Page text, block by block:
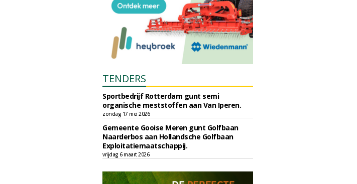
TENDERS
Sportbedrijf Rotterdam gunt semi
organische meststoffen aan Van Iperen.
zondag 17 mei 2026
Gemeente Gooise Meren gunt Golfbaan
Naarderbos aan Hollandsche Golfbaan
Exploitatiemaatschappij.
vrijdag 6 maart 2026